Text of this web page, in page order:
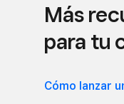
Más
para tu
Cómo lanzar